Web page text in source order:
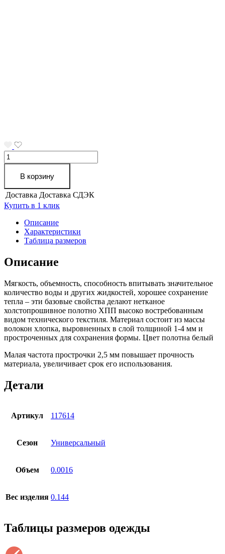
Количество
товара
Полотно
нетканое
холстопрошивное
ш.80
см,
кв.м,
стр2,5
белое,
кр.
50м
В корзину
Доставка Доставка СДЭК
Купить в 1 клик
Описание
Характеристики
Таблица размеров
Описание
Мягкость, объемность, способность впитывать значительное
количество воды и других жидкостей, хорошее сохранение
тепла – эти базовые свойства делают нетканое
холстопрошивное полотно ХПП высоко востребованным
видом технического текстиля. Материал состоит из массы
волокон хлопка, выровненных в слой толщиной 1-4 мм и
простроченных для сохранения формы. Цвет полотна белый
Малая частота прострочки 2,5 мм повышает прочность
материала, увеличивает срок его использования.
Детали
Артикул 117614
Сезон Универсальный
Объем 0.0016
Вес изделия 0.144
Таблицы размеров одежды